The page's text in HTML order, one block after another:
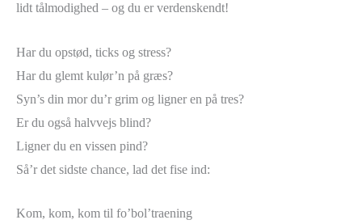
lidt tålmodighed – og du er verdenskendt!
Har du opstød, ticks og stress?
Har du glemt kulør’n på græs?
Syn’s din mor du’r grim og ligner en på tres?
Er du også halvvejs blind?
Ligner du en vissen pind?
Så’r det sidste chance, lad det fise ind:
Kom, kom, kom til fo’bol’traening